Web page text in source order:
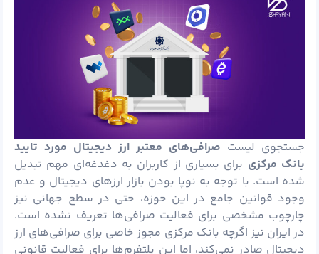
جستجوی لیست صرافی‌های معتبر ارز دیجیتال مورد تایید
بانک مرکزی برای بسیاری از کاربران به دغدغه‌ای مهم تبدیل
شده است. با توجه به نوپا بودن بازار ارزهای دیجیتال و عدم
وجود قوانین جامع در این حوزه، حتی در سطح جهانی نیز
چارچوب مشخصی برای فعالیت صرافی‌ها تعریف نشده است.
در ایران نیز اگرچه بانک مرکزی مجوز خاصی برای صرافی‌های ارز
دیجیتال صادر نمی‌کند، اما این پلتفرم‌ها برای فعالیت قانونی